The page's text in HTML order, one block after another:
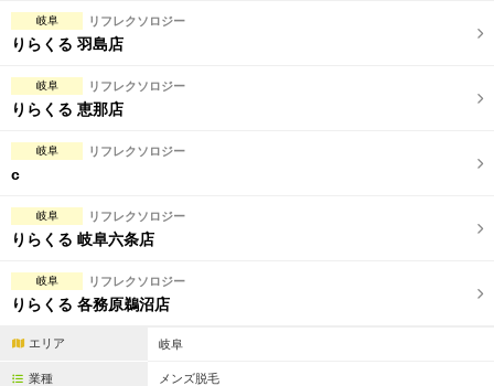
岐阜 リフレクソロジー
りらくる 羽島店
岐阜 リフレクソロジー
りらくる 恵那店
岐阜 リフレクソロジー
c
岐阜 リフレクソロジー
りらくる 岐阜六条店
岐阜 リフレクソロジー
りらくる 各務原鵜沼店
エリア 岐阜
業種 メンズ脱毛